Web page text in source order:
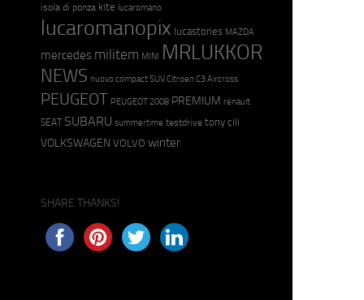
isola di ponza kite lucaromano
lucaromanopix lucastories MAZDA
mercedes militem MINI MRLUKKOR
NEWS nuovo compact SUV Citroen C3 Aircross
PEUGEOT PEUGEOT 2008 PREMIUM renault
SEAT SUBARU summertime testdrive tony cili
VOLKSWAGEN VOLVO winter
SHARE THANKS!